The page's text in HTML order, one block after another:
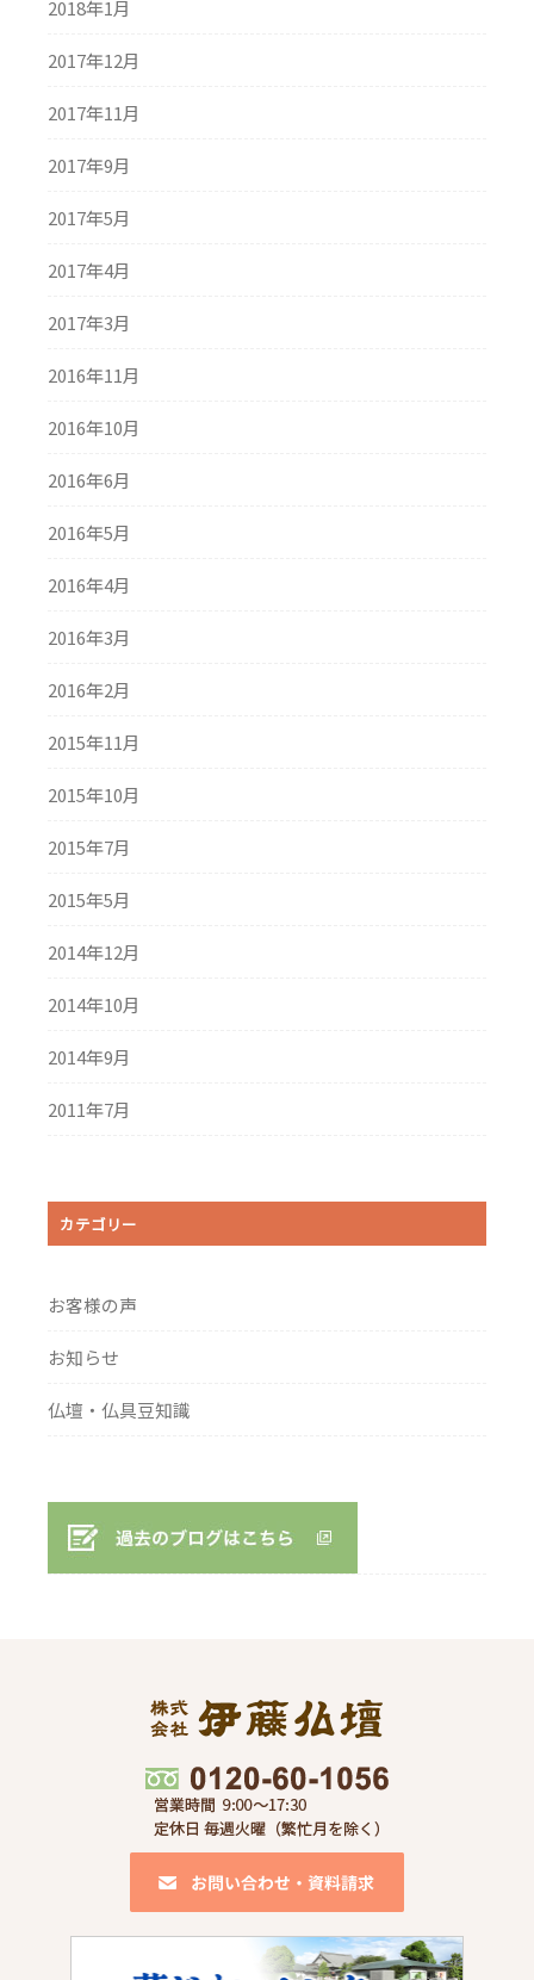
2018年1月
2017年12月
2017年11月
2017年9月
2017年5月
2017年4月
2017年3月
2016年11月
2016年10月
2016年6月
2016年5月
2016年4月
2016年3月
2016年2月
2015年11月
2015年10月
2015年7月
2015年5月
2014年12月
2014年10月
2014年9月
2011年7月
カテゴリー
お客様の声
お知らせ
仏壇・仏具豆知識